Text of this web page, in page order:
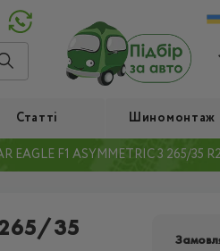
Статті Шиномонтаж
EAGLE F1 ASYMMETRIC 3 265/35
265/35